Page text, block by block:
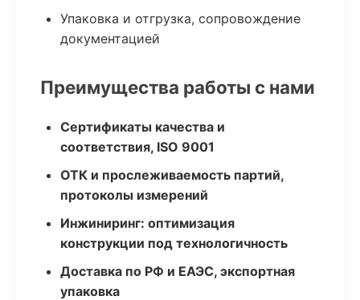
Упаковка и отгрузка, сопровождение
документацией
Преимущества работы с нами
Сертификаты качества и
соответствия, ISO 9001
ОТК и прослеживаемость партий,
протоколы измерений
Инжиниринг: оптимизация
конструкции под технологичность
Доставка по РФ и ЕАЭС, экспортная
упаковка